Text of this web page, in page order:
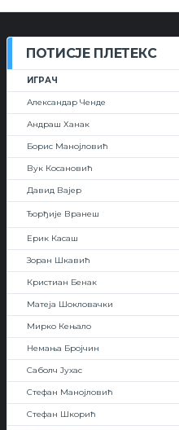
ПОТИСЈЕ ПЛЕТЕКС
ИГРАЧ
Александар Ченде
Андраш Ханак
Борис Манојловић
Вук Косановић
Давид Вајер
Ђорђије Вранеш
Ерик Касаш
Зоран Шкавић
Кристиан Бенак
Матеја Шокловачки
Мирко Кењало
Немања Бројчин
Саболч Јухас
Стефан Манојловић
Стефан Шкорић